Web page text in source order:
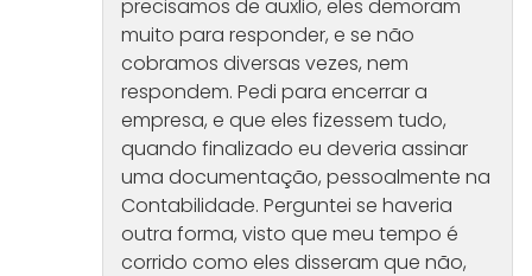
precisamos de auxlio, eles demoram
muito para responder, e se não
cobramos diversas vezes, nem
respondem. Pedi para encerrar a
empresa, e que eles fizessem tudo,
quando finalizado eu deveria assinar
uma documentação, pessoalmente na
Contabilidade. Perguntei se haveria
outra forma, visto que meu tempo é
corrido como eles disseram que não,